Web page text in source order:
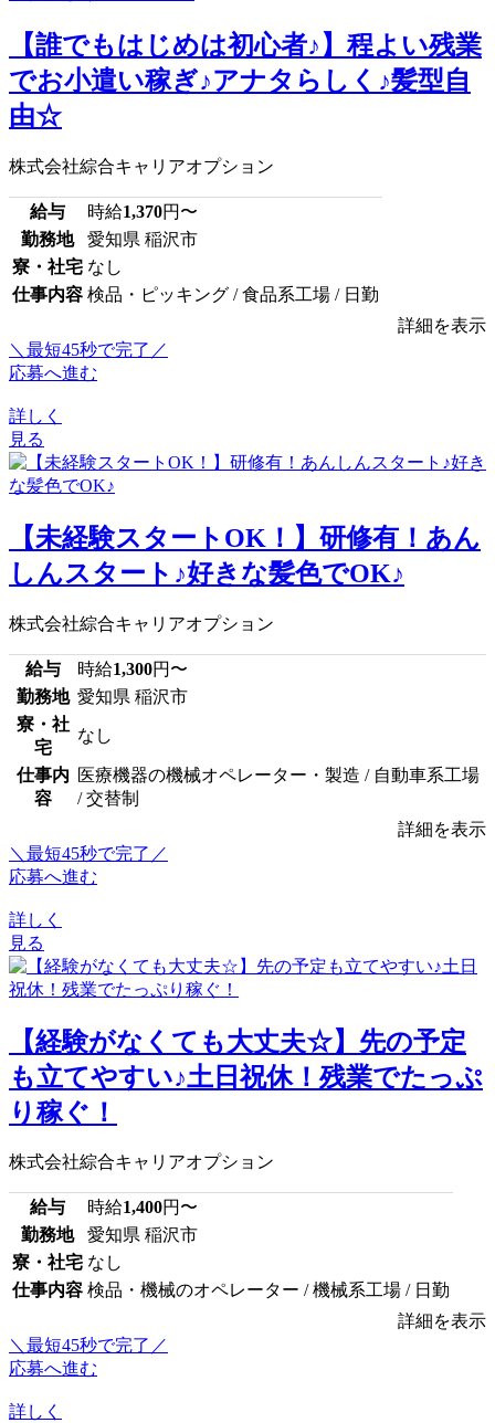
【誰でもはじめは初心者♪】程よい残業
でお小遣い稼ぎ♪アナタらしく♪髪型自
由☆
株式会社綜合キャリアオプション
給与 時給1,370円〜
勤務地
愛知県 稲沢市
寮・社宅 なし
仕事内容 検品・ピッキング / 食品系工場 / 日勤
詳細を表示
＼最短45秒で完了／
応募へ進む
詳しく
見る
【未経験スタートOK！】研修有！あん
しんスタート♪好きな髪色でOK♪
株式会社綜合キャリアオプション
給与 時給1,300円〜
勤務地 愛知県 稲沢市
寮・社
宅
なし
仕事内
容
医療機器の機械オペレーター・製造 / 自動車系工場
/ 交替制
詳細を表示
＼最短45秒で完了／
応募へ進む
詳しく
見る
【経験がなくても大丈夫☆】先の予定
も立てやすい♪土日祝休！残業でたっぷ
り稼ぐ！
株式会社綜合キャリアオプション
給与 時給1,400円〜
勤務地
愛知県 稲沢市
寮・社宅 なし
仕事内容 検品・機械のオペレーター / 機械系工場 / 日勤
詳細を表示
＼最短45秒で完了／
応募へ進む
詳しく